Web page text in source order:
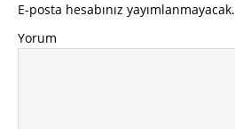
E-posta hesabınız yayımlanmayacak.
Yorum